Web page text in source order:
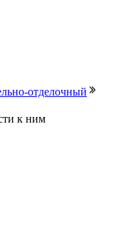
отделочный
к ним